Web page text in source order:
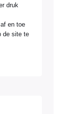
druk
en toe
de site te